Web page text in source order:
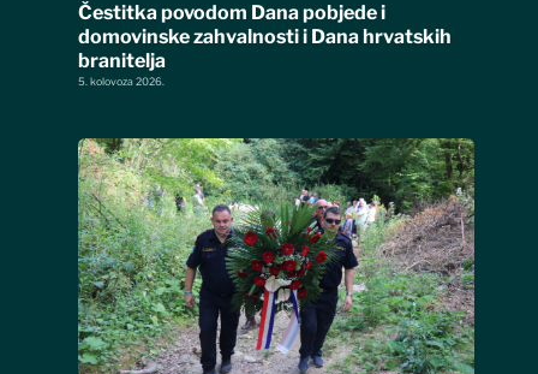
Čestitka povodom Dana pobjede i
domovinske zahvalnosti i Dana hrvatskih
branitelja
5. kolovoza 2026.